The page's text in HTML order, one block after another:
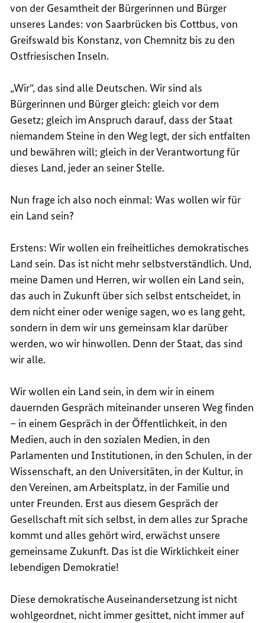
von der Gesamtheit der Bürgerinnen und Bürger
unseres Landes: von Saarbrücken bis Cottbus, von
Greifswald bis Konstanz, von Chemnitz bis zu den
Ostfriesischen Inseln.
„Wir“, das sind alle Deutschen. Wir sind als
Bürgerinnen und Bürger gleich: gleich vor dem
Gesetz; gleich im Anspruch darauf, dass der Staat
niemandem Steine in den Weg legt, der sich entfalten
und bewähren will; gleich in der Verantwortung für
dieses Land, jeder an seiner Stelle.
Nun frage ich also noch einmal: Was wollen wir für
ein Land sein?
Erstens: Wir wollen ein freiheitliches demokratisches
Land sein. Das ist nicht mehr selbstverständlich. Und,
meine Damen und Herren, wir wollen ein Land sein,
das auch in Zukunft über sich selbst entscheidet, in
dem nicht einer oder wenige sagen, wo es lang geht,
sondern in dem wir uns gemeinsam klar darüber
werden, wo wir hinwollen. Denn der Staat, das sind
wir alle.
Wir wollen ein Land sein, in dem wir in einem
dauernden Gespräch miteinander unseren Weg finden
– in einem Gespräch in der Öffentlichkeit, in den
Medien, auch in den sozialen Medien, in den
Parlamenten und Institutionen, in den Schulen, in der
Wissenschaft, an den Universitäten, in der Kultur, in
den Vereinen, am Arbeitsplatz, in der Familie und
unter Freunden. Erst aus diesem Gespräch der
Gesellschaft mit sich selbst, in dem alles zur Sprache
kommt und alles gehört wird, erwächst unsere
gemeinsame Zukunft. Das ist die Wirklichkeit einer
lebendigen Demokratie!
Diese demokratische Auseinandersetzung ist nicht
wohlgeordnet, nicht immer gesittet, nicht immer auf